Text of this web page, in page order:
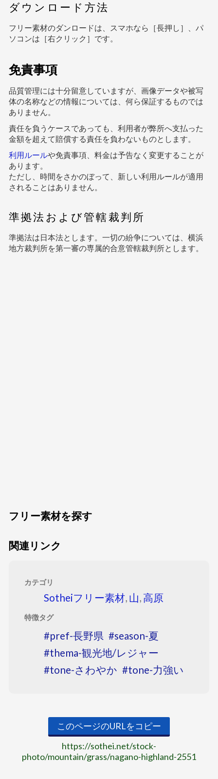
ダウンロード方法
フリー素材のダンロードは、スマホなら［長押し］、パ
ソコンは［右クリック］です。
免責事項
品質管理には十分留意していますが、画像データや被写
体の名称などの情報については、何ら保証するものでは
ありません。
責任を負うケースであっても、利用者が弊所へ支払った
金額を超えて賠償する責任を負わないものとします。
利用ルールや免責事項、料金は予告なく変更することが
あります。
ただし、時間をさかのぼって、新しい利用ルールが適用
されることはありません。
準拠法および管轄裁判所
準拠法は日本法とします。一切の紛争については、横浜
地方裁判所を第一審の専属的合意管轄裁判所とします。
フリー素材を探す
関連リンク
カテゴリ
Sotheiフリー素材, 山, 高原
特徴タグ
pref-長野県
season-夏
thema-観光地/レジャー
tone-さわやか
tone-力強い
このページのURLをコピー
https://sothei.net/stock-
photo/mountain/grass/nagano-highland-2551